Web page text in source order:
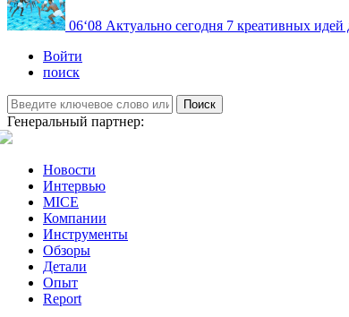
06‘08 Актуально сегодня 7 креативных идей
Войти
поиск
Поиск
Генеральный партнер:
Новости
Интервью
MICE
Компании
Инструменты
Обзоры
Детали
Опыт
Report